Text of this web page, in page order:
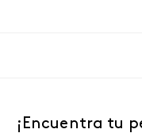
¡Encuentra tu